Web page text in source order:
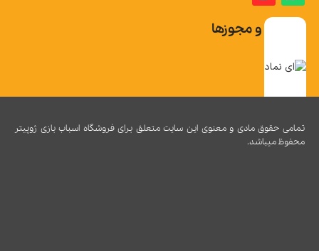
تاییدیه و مجوزها
تمامی حقوق مادی و معنوی این سایت متعلق برای فروشگاه اسباب بازی ژوپیتر
محفوظ میباشد.